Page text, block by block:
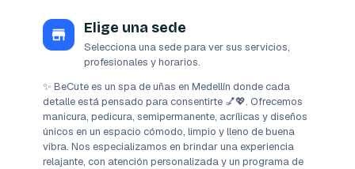
Elige una sede
Selecciona una sede para ver sus servicios,
profesionales y horarios.
✨ BeCute es un spa de uñas en Medellín donde cada
detalle está pensado para consentirte 💅💖. Ofrecemos
manicura, pedicura, semipermanente, acrílicas y diseños
únicos en un espacio cómodo, limpio y lleno de buena
vibra. Nos especializamos en brindar una experiencia
relajante, con atención personalizada y un programa de